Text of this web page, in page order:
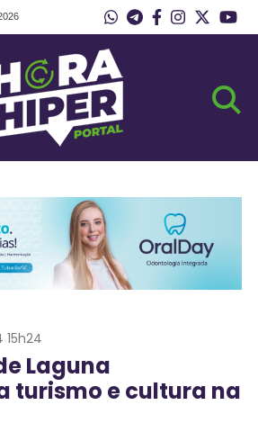
Laguna
turismo e cultura na